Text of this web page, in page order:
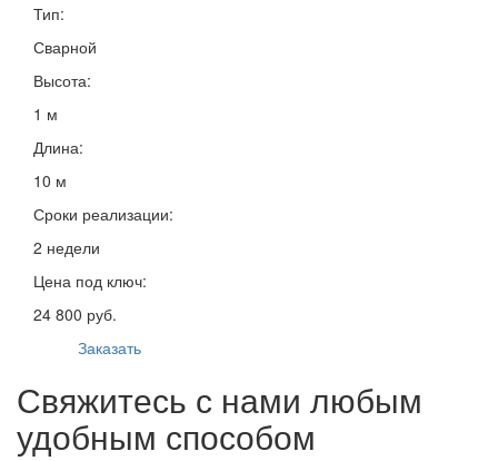
Тип:
Сварной
Высота:
1 м
Длина:
10 м
Сроки реализации:
2 недели
Цена под ключ:
24 800 руб.
Заказать
Свяжитесь с нами любым
удобным способом